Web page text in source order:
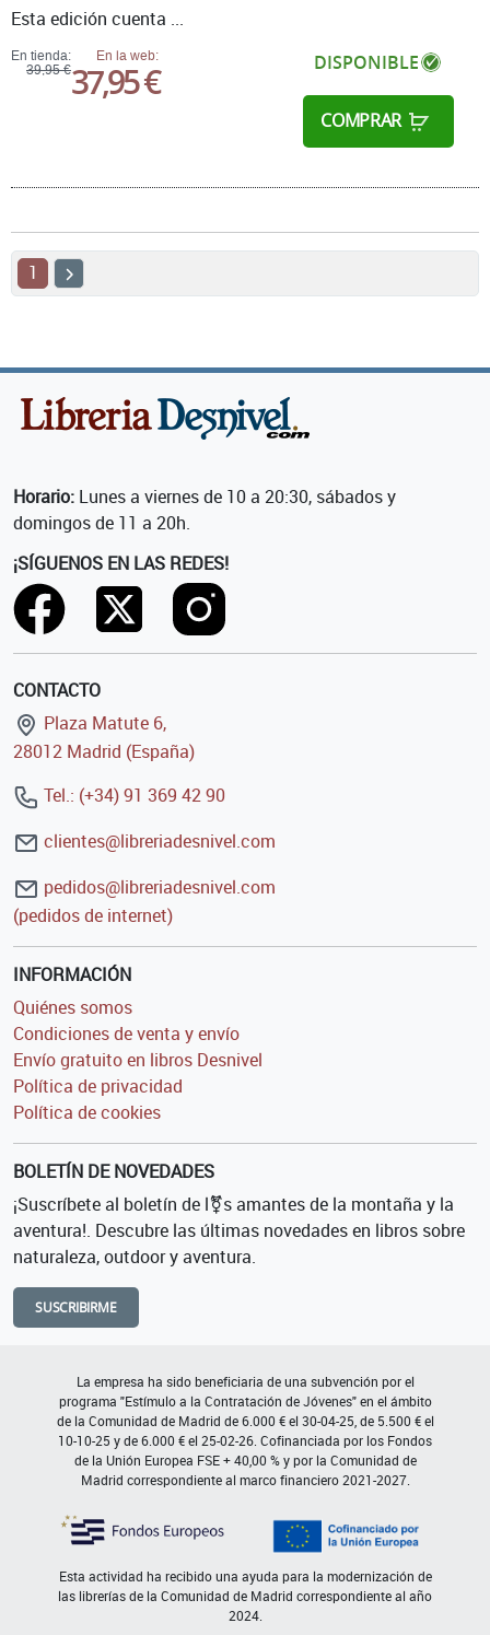
En tienda:
39,95 €
En la web:
37,95 € DISPONIBLE
COMPRAR
Esta edición cuenta ...
1
Horario: Lunes a viernes de 10 a 20:30, sábados y
domingos de 11 a 20h.
¡SÍGUENOS EN LAS REDES!
CONTACTO
Plaza Matute 6,
28012 Madrid (España)
Tel.: (+34) 91 369 42 90
clientes@libreriadesnivel.com
pedidos@libreriadesnivel.com
(pedidos de internet)
INFORMACIÓN
Quiénes somos
Condiciones de venta y envío
Envío gratuito en libros Desnivel
Política de privacidad
Política de cookies
BOLETÍN DE NOVEDADES
¡Suscríbete al boletín de l⚧s amantes de la montaña y la
aventura!. Descubre las últimas novedades en libros sobre
naturaleza, outdoor y aventura.
SUSCRIBIRME
La empresa ha sido beneficiaria de una subvención por el
programa "Estímulo a la Contratación de Jóvenes" en el ámbito
de la Comunidad de Madrid de 6.000 € el 30-04-25, de 5.500 € el
10-10-25 y de 6.000 € el 25-02-26. Cofinanciada por los Fondos
de la Unión Europea FSE + 40,00 % y por la Comunidad de
Madrid correspondiente al marco financiero 2021-2027.
Esta actividad ha recibido una ayuda para la modernización de
las librerías de la Comunidad de Madrid correspondiente al año
2024.